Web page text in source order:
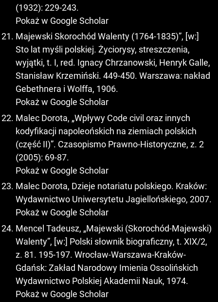
(1932): 229-243.
Pokaż w Google Scholar
Majewski Skorochód Walenty (1764-1835)”, [w:]
Sto lat myśli polskiej. Życiorysy, streszczenia,
wyjątki, t. I, red. Ignacy Chrzanowski, Henryk Galle,
Stanisław Krzemiński. 449-450. Warszawa: nakład
Gebethnera i Wolffa, 1906.
Pokaż w Google Scholar
Malec Dorota, „Wpływy Code civil oraz innych
kodyfikacji napoleońskich na ziemiach polskich
(część II)”. Czasopismo Prawno-Historyczne, z. 2
(2005): 69-87.
Pokaż w Google Scholar
Malec Dorota, Dzieje notariatu polskiego. Kraków:
Wydawnictwo Uniwersytetu Jagiellońskiego, 2007.
Pokaż w Google Scholar
Mencel Tadeusz, „Majewski (Skorochód-Majewski)
Walenty”, [w:] Polski słownik biograficzny, t. XIX/2,
z. 81. 195-197. Wrocław-Warszawa-Kraków-
Gdańsk: Zakład Narodowy Imienia Ossolińskich
Wydawnictwo Polskiej Akademii Nauk, 1974.
Pokaż w Google Scholar